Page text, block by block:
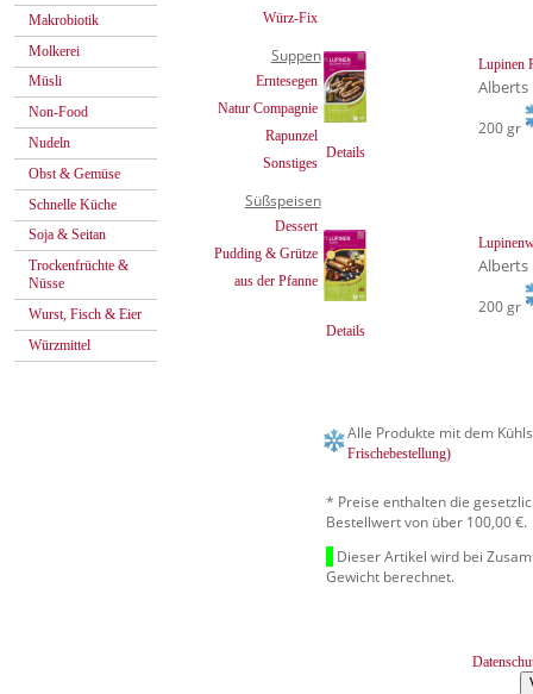
Makrobiotik
Molkerei
Müsli
Non-Food
Nudeln
Obst & Gemüse
Schnelle Küche
Soja & Seitan
Trockenfrüchte &
Nüsse
Wurst, Fisch & Eier
Würzmittel
Würz-Fix
Suppen
Erntesegen
Natur Compagnie
Rapunzel
Sonstiges
Süßspeisen
Dessert
Pudding & Grütze
aus der Pfanne
Details
Lupinen
Alberts
200 gr
Details
Alberts
200 gr
Alle Produkte mit dem
Frischebestellung)
* Preise enthalten die
Bestellwert von über 100,00 €.
Dieser Artikel wird bei
Gewicht berechnet.